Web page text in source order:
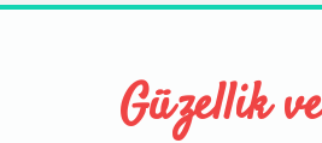
Güzellik